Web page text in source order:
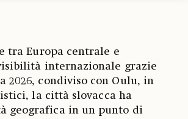
tra Europa centrale e
internazionale grazie
condiviso con Oulu, in
la città slovacca ha
geografica in un punto di